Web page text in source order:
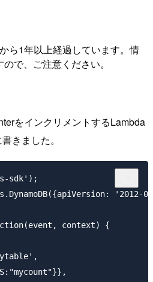
ら1年以上経過しています。情
で、ご注意ください。
をインクリメントするLambda
きました。
sdk');
'2012-
context) {